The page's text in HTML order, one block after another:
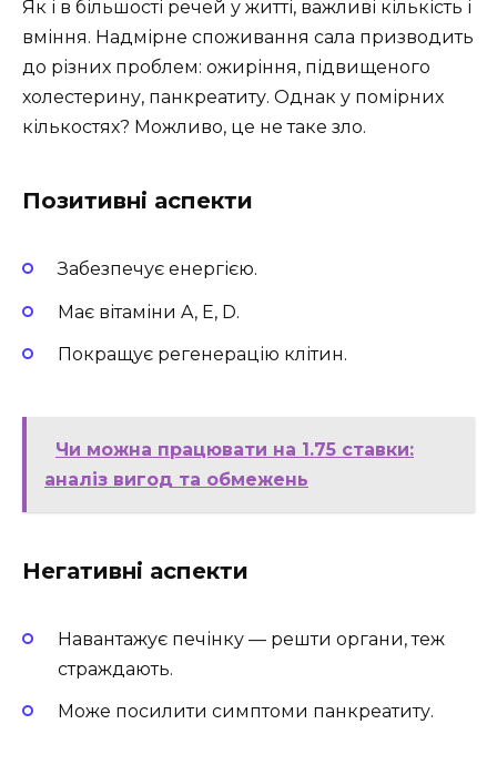
Як і в більшості речей у житті, важливі кількість і
вміння. Надмірне споживання сала призводить
до різних проблем: ожиріння, підвищеного
холестерину, панкреатиту. Однак у помірних
кількостях? Можливо, це не таке зло.
Позитивні аспекти
Забезпечує енергією.
Має вітаміни A, E, D.
Покращує регенерацію клітин.
Чи можна працювати на 1.75 ставки:
аналіз вигод та обмежень
Негативні аспекти
Навантажує печінку — решти органи, теж
страждають.
Може посилити симптоми панкреатиту.